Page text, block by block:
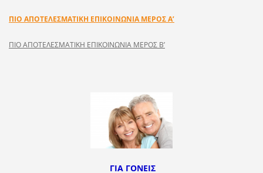
ΠΙΟ ΑΠΟΤΕΛΕΣΜΑΤΙΚΗ EΠIKOINΩNIA ΜΕΡΟΣ Α’
ΠΙΟ ΑΠΟΤΕΛΕΣΜΑΤΙΚΗ EΠIKOINΩNIA ΜΕΡΟΣ Β’
ΓΙΑ ΓΟΝΕΙΣ